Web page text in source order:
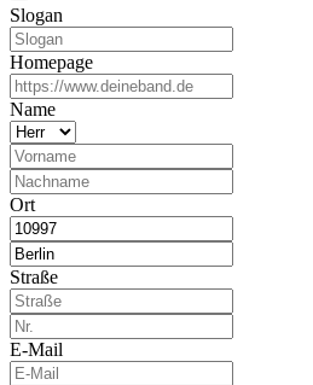
Slogan
Homepage
Name
Ort
Straße
E-Mail